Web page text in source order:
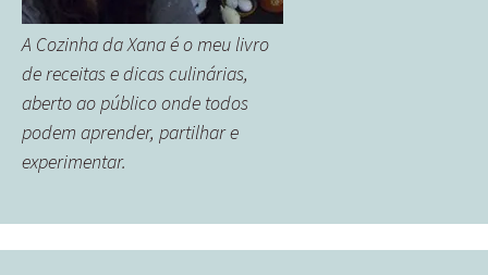
A Cozinha da Xana é o meu livro
de receitas e dicas culinárias,
aberto ao público onde todos
podem aprender, partilhar e
experimentar.